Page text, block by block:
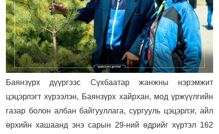
Баянзүрх дүүргээс Сүхбаатар жанжны нэрэмжит
цэцэрлэгт хүрээлэн, Баянзүрх хайрхан, мод үржүүлгийн
газар болон албан байгууллага, сургууль цэцэрлэг, айл
өрхийн хашаанд энэ сарын 29-ний өдрийг хүртэл 162